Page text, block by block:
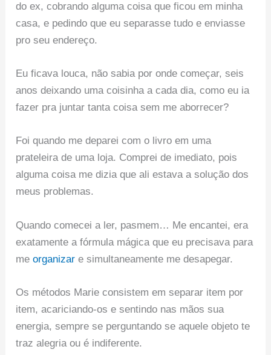
do ex, cobrando alguma coisa que ficou em minha
casa, e pedindo que eu separasse tudo e enviasse
pro seu endereço.
Eu ficava louca, não sabia por onde começar, seis
anos deixando uma coisinha a cada dia, como eu ia
fazer pra juntar tanta coisa sem me aborrecer?
Foi quando me deparei com o livro em uma
prateleira de uma loja. Comprei de imediato, pois
alguma coisa me dizia que ali estava a solução dos
meus problemas.
Quando comecei a ler, pasmem… Me encantei, era
exatamente a fórmula mágica que eu precisava para
meorganizar e simultaneamente me desapegar.
Os métodos Marie consistem em separar item por
item, acariciando-os e sentindo nas mãos sua
energia, sempre se perguntando se aquele objeto te
traz alegria ou é indiferente.